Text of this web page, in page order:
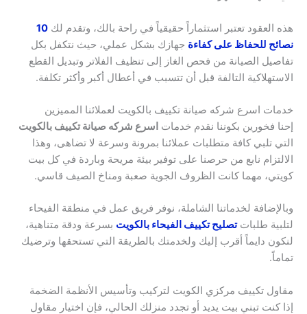
هذه العقود تعتبر استثماراً حقيقياً في راحة بالك، وتقدم لك 10
نصائح للحفاظ على كفاءة جهازك بشكل عملي، حيث نتكفل بكل
تفاصيل الصيانة من فحص الغاز إلى تنظيف الفلاتر وتبديل القطع
الاستهلاكية التالفة قبل أن تتسبب في أعطال أكبر وأكثر تكلفة.
خدمات اسرع شركه صيانة تكييف بالكويت لعملائنا المميزين
إحنا فخورين بكوننا نقدم خدمات اسرع شركه صيانة تكييف بالكويت
التي تلبي كافة متطلبات عملائنا بمرونة وسرعة لا تضاهى، وهذا
الالتزام نابع من حرصنا على توفير بيئة مريحة وباردة في كل بيت
كويتي، مهما كانت الظروف الجوية صعبة ومناخ الصيف قاسي.
وبالإضافة لخدماتنا الشاملة، نوفر فريق عمل في منطقة الفيحاء
لتلبية طلباتتصليح تكييف الفيحاء بالكويت بسرعة ودقة متناهية،
لنكون دايماً أقرب إليك ولخدمتك بالطريقة التي تستحقها وترضيك
تماماً.
مقاول تكييف مركزي الكويت لتركيب وتأسيس الأنظمة الضخمة
إذا كنت تبني بيت يديد أو تجدد منزلك الحالي، فإن اختيار مقاول